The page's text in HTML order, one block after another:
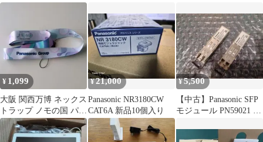
¥ 1,099
大阪 関西万博 ネックス
トラップ ノモの国 パナ
ソニック パビリオン
pana
¥21,000
Panasonic NR3180CW
CAT6A 新品10個入り
¥5,500
【中古】Panasonic SFP
モジュール PN59021 2